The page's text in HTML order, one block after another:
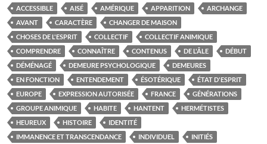
ACCESSIBLE AISÉ AMÉRIQUE APPARITION
ARCHANGE
AVANT
CARACTÈRE
CHANGER DE MAISON
CHOSES DE L'ESPRIT
COLLECTIF
COLLECTIF ANIMIQUE
COMPRENDRE
CONNAÎTRE CONTENUS DE L'ÂLE
DÉBUT
DÉMÉNAGÉ
DEMEURE PSYCHOLOGIQUE
DEMEURES
EN FONCTION
ENTENDEMENT ÉSOTÉRIQUE
ÉTAT D'ESPRIT
EUROPE
EXPRESSION AUTORISÉE FRANCE
GÉNÉRATIONS
GROUPE ANIMIQUE
HABITE HANTENT
HERMÉTISTES
HEUREUX
HISTOIRE
IDENTITÉ
IMMANENCE ET TRANSCENDANCE
INDIVIDUEL
INITIÉS